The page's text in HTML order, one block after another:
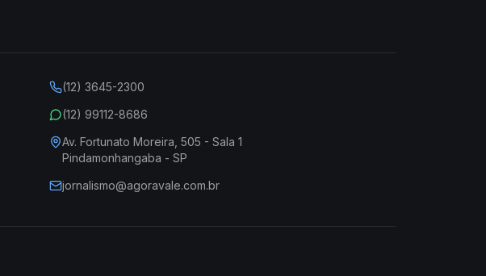
(12) 3645-2300
(12) 99112-8686
Av. Fortunato Moreira, 505 - Sala 1
Pindamonhangaba - SP
jornalismo@agoravale.com.br